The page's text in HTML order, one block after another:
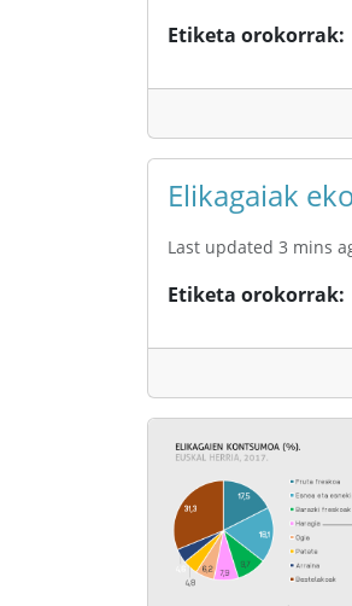
Etiketa orokorrak
Elikagaiak
Last updated 3 mins
Etiketa orokorrak